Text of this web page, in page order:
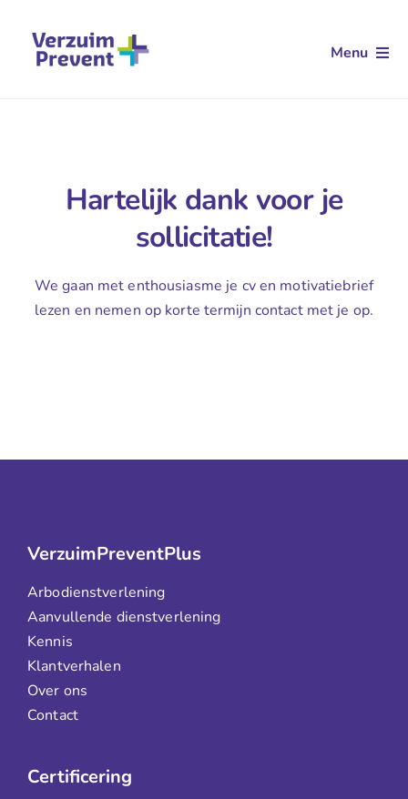
inhoud
Menu
Klantverhalen
Over ons
Hartelijk dank voor je
sollicitatie!
We gaan met enthousiasme je cv en motivatiebrief
lezen en nemen op korte termijn contact met je op.
VerzuimPreventPlus
Arbodienstverlening
Aanvullende dienstverlening
Kennis
Klantverhalen
Over ons
Contact
Certificering